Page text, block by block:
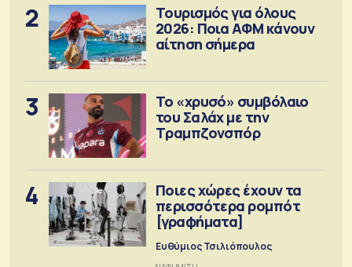
2
Τουρισμός για όλους
2026: Ποια ΑΦΜ κάνουν
αίτηση σήμερα
3
Το «χρυσό» συμβόλαιο
του Σαλάχ με την
Τραμπζονσπόρ
4
Ποιες χώρες έχουν τα
περισσότερα ρομπότ
[γραφήματα]
Ευθύμιος Τσιλιόπουλος